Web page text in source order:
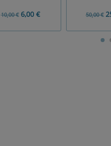
10,00 €6,00 € 50,00 €